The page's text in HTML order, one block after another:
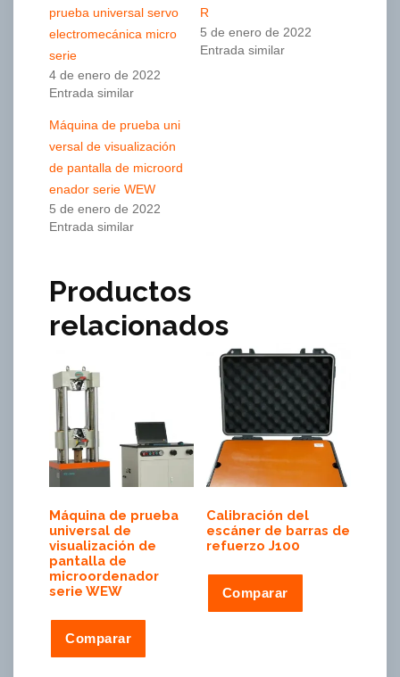
prueba universal servo
electromecánica micro
serie
4 de enero de 2022
Entrada similar
R
5 de enero de 2022
Entrada similar
Máquina de prueba uni
versal de visualización
de pantalla de microord
enador serie WEW
5 de enero de 2022
Entrada similar
Productos
relacionados
Máquina de prueba
universal de
visualización de
pantalla de
microordenador
serie WEW
Comparar
Calibración del
escáner de barras de
refuerzo J100
Comparar